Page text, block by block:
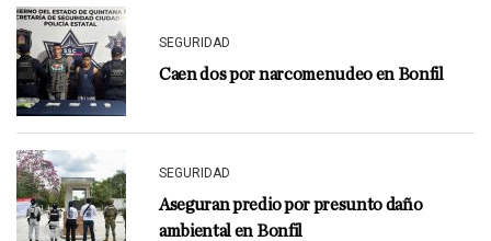
SEGURIDAD
Caen dos por narcomenudeo en Bonfil
SEGURIDAD
Aseguran predio por presunto daño
ambiental en Bonfil